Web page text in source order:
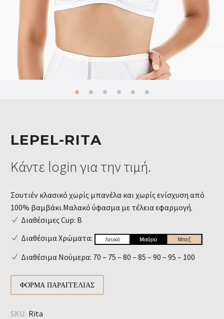
LEPEL-RITA
Κάντε login για την τιμή.
Σουτιέν κλασικό χωρίς μπανέλα και χωρίς ενίσχυση από
100% βαμβάκι.Μαλακό ύφασμα με τέλεια εφαρμογή.
Διαθέσιμες Cup: B
Διαθέσιμα Χρώματα:
Διαθέσιμα Νούμερα: 70 – 75 – 80 – 85 – 90 – 95 – 100
ΦΌΡΜΑ ΠΑΡΑΓΓΕΛΊΑΣ
SKU: Rita